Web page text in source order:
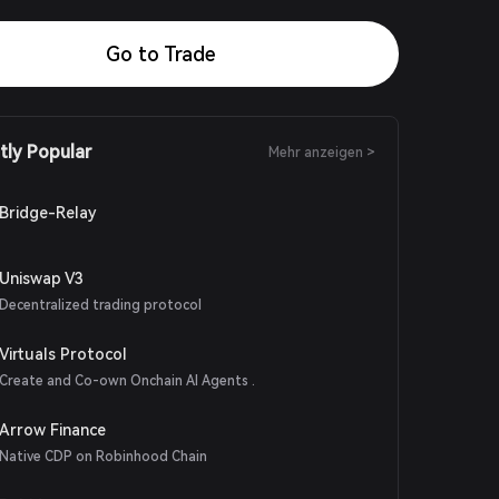
Go to Trade
Popular Mehr anzeigen >
Bridge-Relay
Uniswap V3
Decentralized trading protocol
Virtuals Protocol
Create and Co-own Onchain AI Agents .
Arrow Finance
Native CDP on Robinhood Chain